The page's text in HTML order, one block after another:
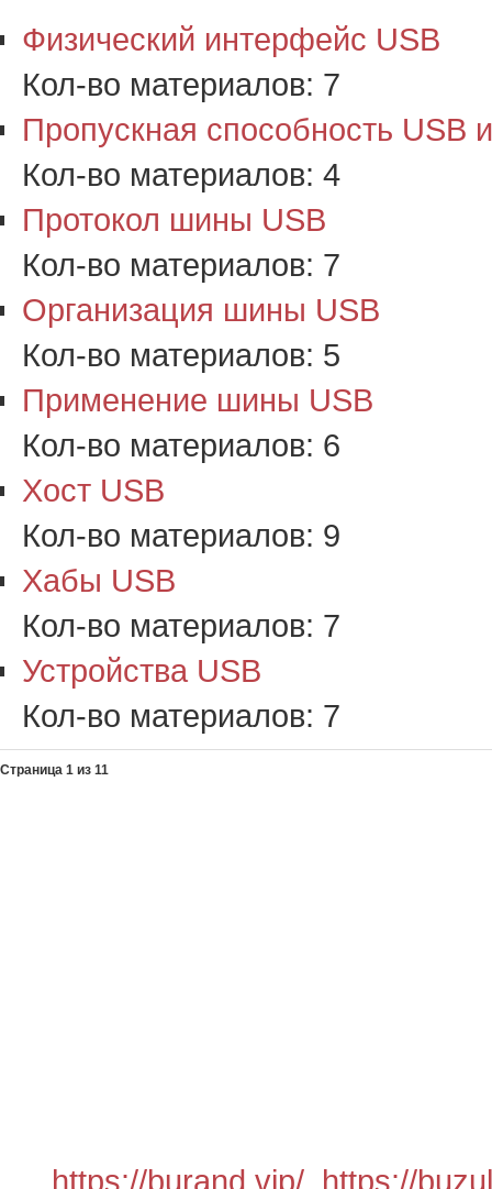
Физический интерфейс USB
Кол-во материалов: 7
Пропускная способность USB
Кол-во материалов: 4
Протокол шины USB
Кол-во материалов: 7
Организация шины USB
Кол-во материалов: 5
Применение шины USB
Кол-во материалов: 6
Хост USB
Кол-во материалов: 9
Хабы USB
Кол-во материалов: 7
Устройства USB
Кол-во материалов: 7
Страница 1 из 11
https://burand.vip/ https://